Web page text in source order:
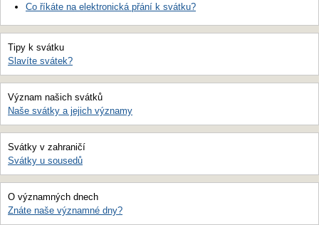
Co říkáte na elektronická přání k svátku?
Tipy k svátku
Slavíte svátek?
Význam našich svátků
Naše svátky a jejich významy
Svátky v zahraničí
Svátky u sousedů
O významných dnech
Znáte naše významné dny?